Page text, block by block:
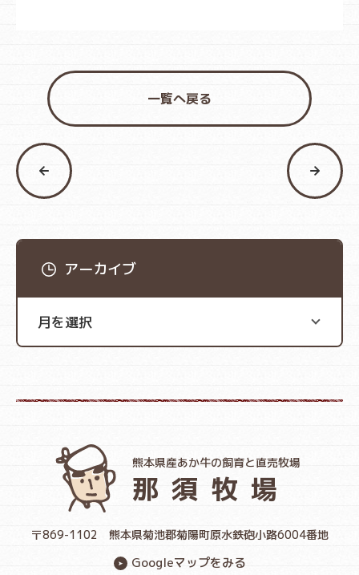
一覧へ戻る
アーカイブ
熊本県産あか牛の飼育と直売牧場
那須牧場
〒869-1102 熊本県菊池郡菊陽町原水鉄砲小路6004番地
Googleマップをみる